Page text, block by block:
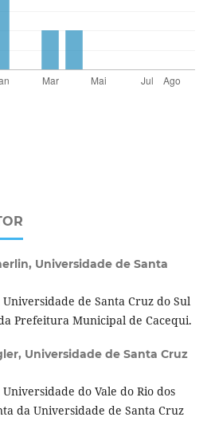
Universidade de Santa
de Santa Cruz do Sul
Prefeitura Municipal de Cacequi.
Universidade de Santa Cruz
do Vale do Rio dos
da Universidade de Santa Cruz